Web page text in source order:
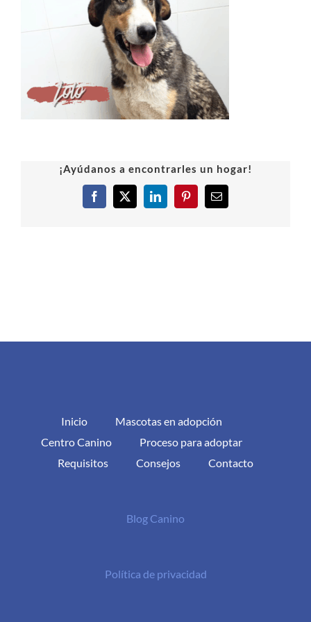
¡Ayúdanos a encontrarles un hogar!
Facebook
X LinkedInPinterestCorreo
Inicio
Mascotas en adopción
Centro Canino
Proceso para adoptar
Requisitos
Consejos Contacto
Blog Canino
Política de privacidad